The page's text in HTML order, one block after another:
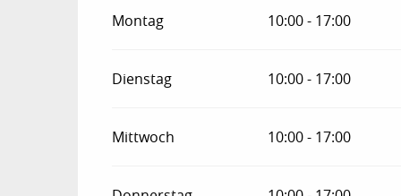
Montag 10:00 - 17:00
Dienstag 10:00 - 17:00
Mittwoch 10:00 - 17:00